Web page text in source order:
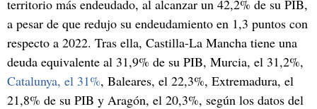
territorio más endeudado, al alcanzar un 42,2% de su PIB,
a pesar de que redujo su endeudamiento en 1,3 puntos con
respecto a 2022. Tras ella, Castilla-La Mancha tiene una
deuda equivalente al 31,9% de su PIB, Murcia, el 31,2%,
Catalunya, el 31%, Baleares, el 22,3%, Extremadura, el
21,8% de su PIB y Aragón, el 20,3%, según los datos del